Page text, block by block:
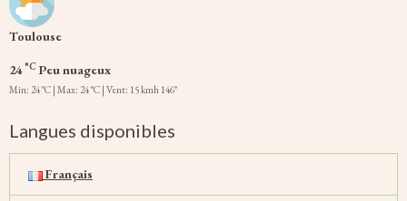
Toulouse
24 °C Peu nuageux
Min: 24 °C | Max: 24 °C | Vent: 15 kmh 146°
Langues disponibles
Français